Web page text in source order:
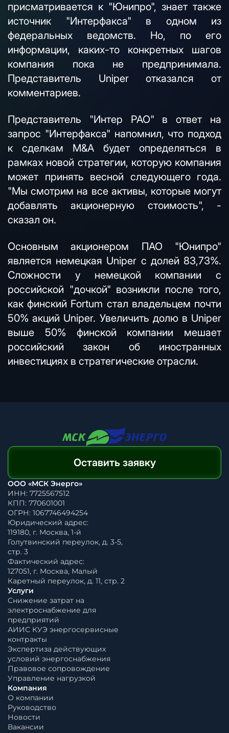
присматривается к "Юнипро", знает также
источник "Интерфакса" в одном из
федеральных ведомств. Но, по его
информации, каких-то конкретных шагов
компания пока не предпринимала.
Представитель Uniper отказался от
комментариев.
Представитель "Интер РАО" в ответ на
запрос "Интерфакса" напомнил, что подход
к сделкам M&A будет определяться в
рамках новой стратегии, которую компания
может принять весной следующего года.
"Мы смотрим на все активы, которые могут
добавлять акционерную стоимость", -
сказал он.
Основным акционером ПАО "Юнипро"
является немецкая Uniper с долей 83,73%.
Сложности у немецкой компании с
российской "дочкой" возникли после того,
как финский Fortum стал владельцем почти
50% акций Uniper. Увеличить долю в Uniper
выше 50% финской компании мешает
российский закон об иностранных
инвестициях в стратегические отрасли.
Оставить заявку
ООО «МСК Энерго»
ИНН: 7725567512
КПП: 770601001
ОГРН: 1067746494254
Юридический адрес:
119180, г. Москва, 1-й
Голутвинский переулок, д. 3-5,
стр. 3
Фактический адрес:
127051, г. Москва, Малый
Каретный переулок, д. 11, стр. 2
Услуги
Снижение затрат на
электроснабжение для
предприятий
АИИС КУЭ энергосервисные
контракты
Экспертиза действующих
условий энергоснабжения
Правовое сопровождение
Управление нагрузкой
Компания
О компании
Руководство
Новости
Вакансии